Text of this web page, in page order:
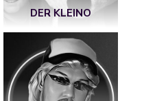
DER KLEINO